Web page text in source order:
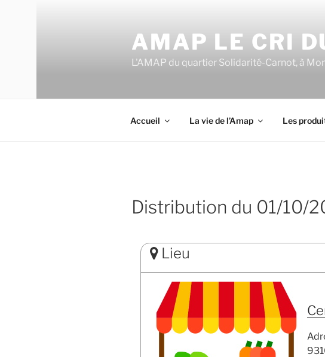
AMAP LE CRI
L'AMAP du quartier Solidarité-Carnot, à
Accueil La vie de l’Amap Les
Distribution du 01/10/
Lieu